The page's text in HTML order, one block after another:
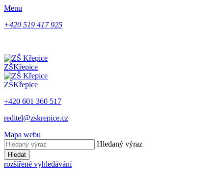
Menu
+420 519 417 925
ZŠKřepice
ZŠKřepice
+420 601 360 517
reditel@zskrepice.cz
Mapa webu
Hledaný výraz
Hledat
rozšířené vyhledávání